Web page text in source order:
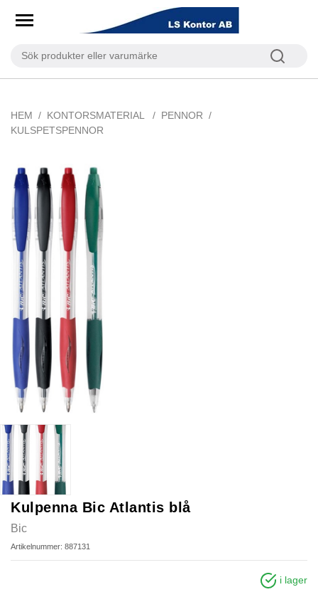
HEM KONTORSMATERIAL
PENNOR
KULSPETSPENNOR
Kulpenna Bic Atlantis blå
Bic
Artikelnummer: 887131
i lager